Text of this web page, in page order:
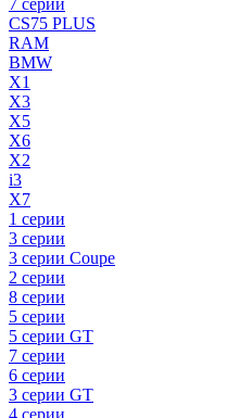
7 серии
CS75 PLUS
RAM
BMW
X1
X3
X5
X6
X2
i3
X7
1 серии
3 серии
3 серии Coupe
2 серии
8 серии
5 серии
5 серии GT
7 серии
6 серии
3 серии GT
4 серии